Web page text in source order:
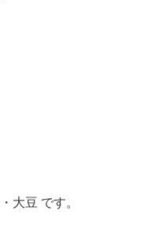
大豆 です。